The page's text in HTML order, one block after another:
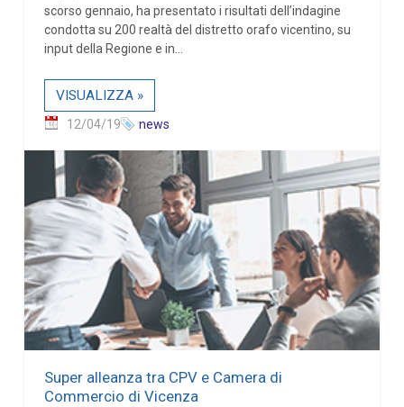
scorso gennaio, ha presentato i risultati dell’indagine
condotta su 200 realtà del distretto orafo vicentino, su
input della Regione e in...
VISUALIZZA »
12/04/19 news
Super alleanza tra CPV e Camera di
Commercio di Vicenza